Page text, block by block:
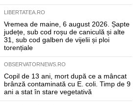
LIBERTATEA.RO
Vremea de maine, 6 august 2026. Șapte
județe, sub cod roșu de caniculă și alte
31, sub cod galben de vijelii și ploi
torențiale
OBSERVATORNEWS.RO
Copil de 13 ani, mort după ce a mâncat
brânză contaminată cu E. coli. Timp de 9
ani a stat în stare vegetativă